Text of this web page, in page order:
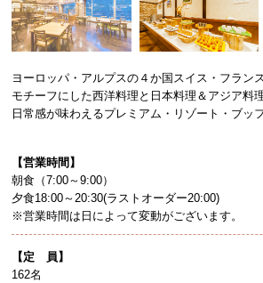
ヨーロッパ・アルプスの４か国スイス・フラン
モチーフにした西洋料理と日本料理＆アジア料
日常感が味わえるプレミアム・リゾート・ブッ
【営業時間】
朝食（7:00～9:00）
夕食18:00～20:30(ラストオーダー20:00)
※営業時間は日によって変動がございます。
【定 員】
162名